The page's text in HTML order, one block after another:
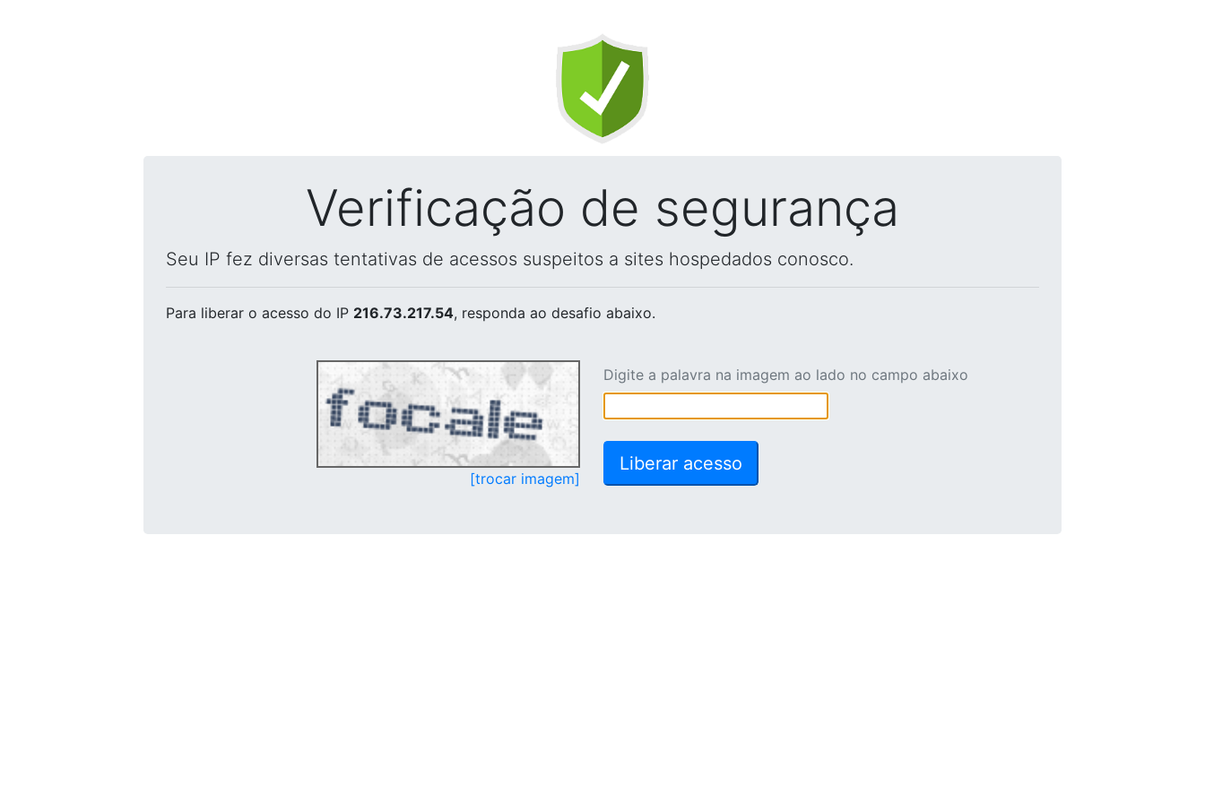
Verificação de segurança
Seu IP fez diversas tentativas de acessos suspeitos a sites hospedados conosco.
Para liberar o acesso do IP 216.73.217.54, responda ao desafio abaixo.
[trocar imagem]
Digite a palavra na imagem ao lado no campo abaixo